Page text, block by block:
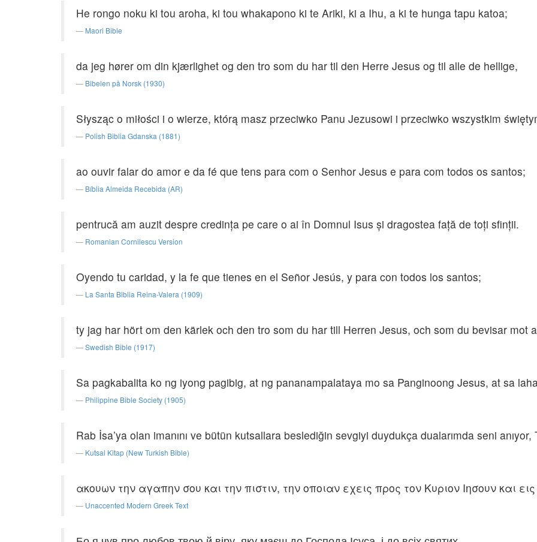
He rongo noku ki tou aroha, ki tou whakapono ki te Ariki, ki a Ihu, a ki te hunga tapu katoa;
Maori Bible
da jeg hører om din kjærlighet og den tro som du har til den Herre Jesus og til alle de hellige,
Bibelen på Norsk (1930)
Słysząc o miłości i o wierze, którą masz przeciwko Panu Jezusowi i przeciwko wszystkim
Polish Biblia Gdanska (1881)
ao ouvir falar do amor e da fé que tens para com o Senhor Jesus e para com todos os santos;
Bíblia Almeida Recebida (AR)
pentrucă am auzit despre credinţa pe care o ai în Domnul Isus şi dragostea faţă de toţi sfinţii.
Romanian Cornilescu Version
Oyendo tu caridad, y la fe que tienes en el Señor Jesús, y para con todos los santos;
La Santa Biblia Reina-Valera (1909)
ty jag har hört om den kärlek och den tro som du har till Herren Jesus, och som du bevisar mot
Swedish Bible (1917)
Sa pagkabalita ko ng iyong pagibig, at ng pananampalataya mo sa Panginoong Jesus, at sa
Philippine Bible Society (1905)
Rab İsa’ya olan imanını ve bütün kutsallara beslediğin sevgiyi duydukça dualarımda seni anıyor,
Kutsal Kitap (New Turkish Bible)
ακουων την αγαπην σου και την πιστιν, την οποιαν εχεις προς τον Κυριον Ιησουν και
Unaccented Modern Greek Text